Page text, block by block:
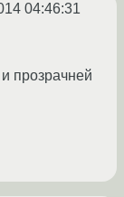
04:46:31
прозрачней